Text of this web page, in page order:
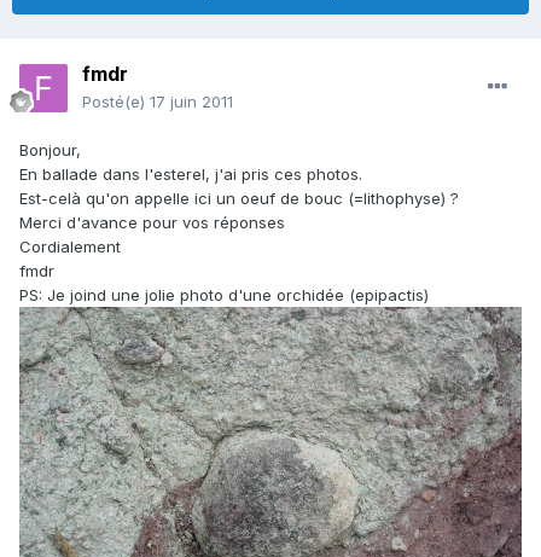
fmdr
Posté(e) 17 juin 2011
Bonjour,
En ballade dans l'esterel, j'ai pris ces photos.
Est-celà qu'on appelle ici un oeuf de bouc (=lithophyse) ?
Merci d'avance pour vos réponses
Cordialement
fmdr
PS: Je joind une jolie photo d'une orchidée (epipactis)